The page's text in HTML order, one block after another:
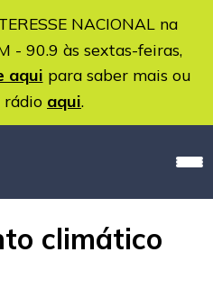
NACIONAL na
- 90.9 às sextas-feiras,
aqui para saber mais ou
rádio aqui.
climático